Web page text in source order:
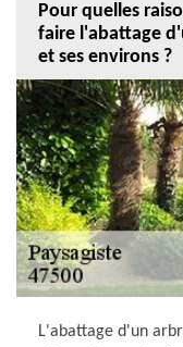
Pour quelles
faire l'abattage
et ses environs ?
L'abattage d'un